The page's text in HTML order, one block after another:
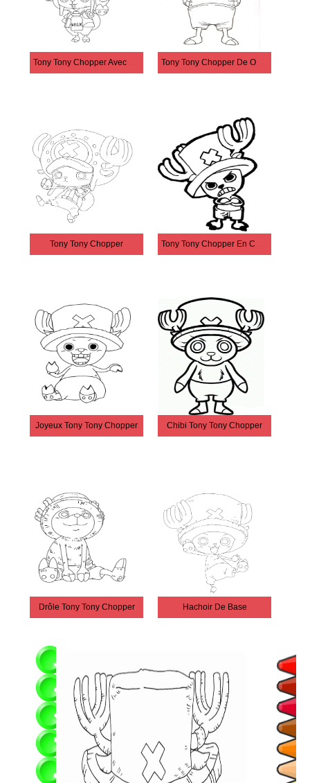
Tony Tony Chopper Avec 2 Cornes Tony Tony Chopper De One Piece
Tony Tony Chopper Tony Tony Chopper En Colère
Joyeux Tony Tony Chopper Chibi Tony Tony Chopper
Drôle Tony Tony Chopper Hachoir De Base